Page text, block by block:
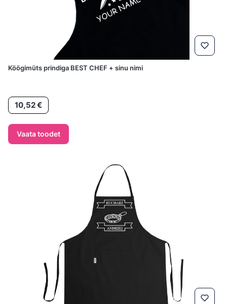
Köögimüts prindiga BEST CHEF + sinu nimi
Hind10,52 €
Vaata toodet